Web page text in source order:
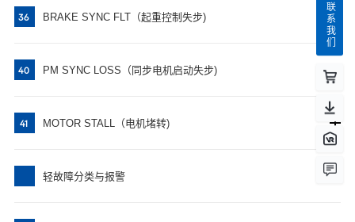
36 BRAKE SYNC FLT（起重控制失步)
40 PM SYNC LOSS（同步电机启动失步)
41 MOTOR STALL（电机堵转)
轻故障分类与报警
联系我们